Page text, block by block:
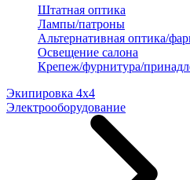
Штатная оптика
Лампы/патроны
Альтернативная оптика/
Освещение салона
Крепеж/фурнитура/
Экипировка 4х4
Электрооборудование